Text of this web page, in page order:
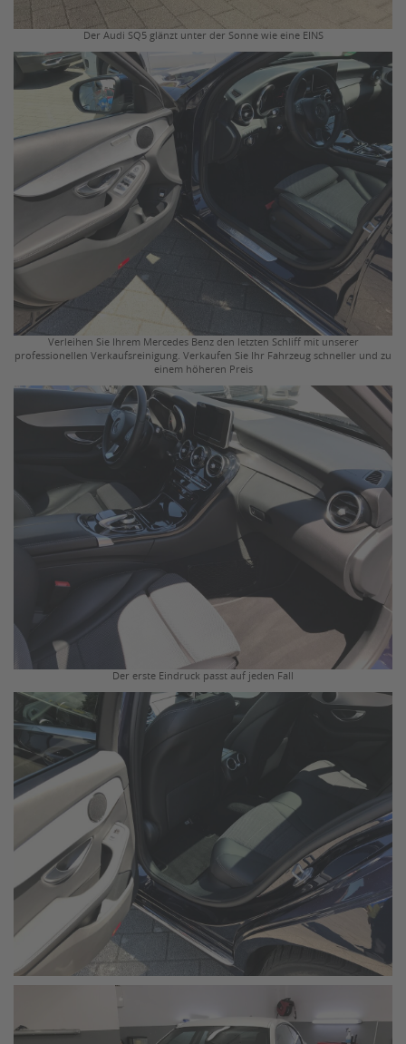
Der Audi SQ5 glänzt unter der Sonne wie eine EINS
Verleihen Sie Ihrem Mercedes Benz den letzten Schliff mit unserer
professionellen Verkaufsreinigung. Verkaufen Sie Ihr Fahrzeug schneller und zu
einem höheren Preis
Der erste Eindruck passt auf jeden Fall